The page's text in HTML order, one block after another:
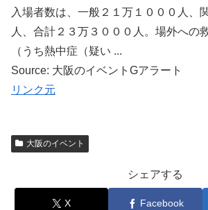
入場者数は、一般２１万１０００人、
人、合計２３万３０００人。場外への
（うち熱中症（疑い ...
Source: 大阪のイベントGアラート
リンク元
大阪のイベント
シェアする
X Facebook